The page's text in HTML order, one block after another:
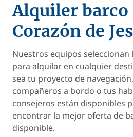
Alquiler barco
Corazón de
Nuestros equipos seleccionan
para alquilar en cualquier
sea tu proyecto de
compañeros a bordo o tus
consejeros están disponibles
encontrar la mejor oferta de
disponible.